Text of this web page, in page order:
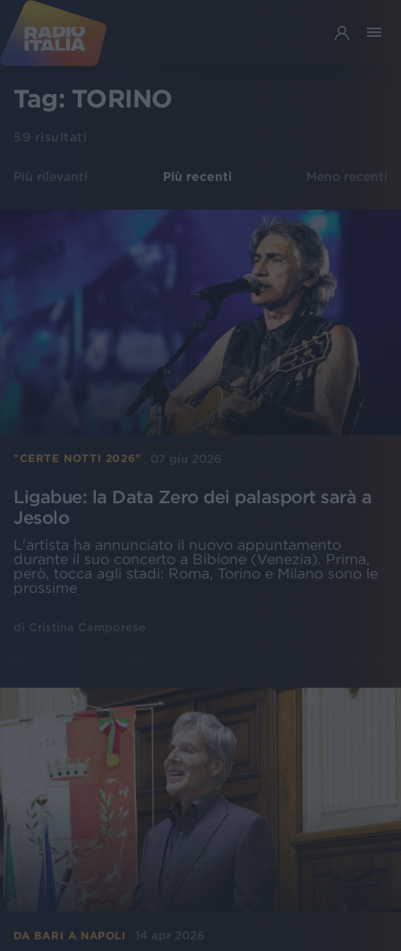
Tag: TORINO
59 risultati
Più rilevanti Più recenti Meno recenti
"CERTE NOTTI 2026" 07 giu 2026
Ligabue: la Data Zero dei palasport sarà a
Jesolo
L'artista ha annunciato il nuovo appuntamento
durante il suo concerto a Bibione (Venezia). Prima,
però, tocca agli stadi: Roma, Torino e Milano sono le
prossime
di Cristina Camporese
DA BARI A NAPOLI 14 apr 2026